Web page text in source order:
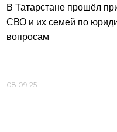
В Татарстане прошёл
СВО и их семей по
вопросам
08.09.25